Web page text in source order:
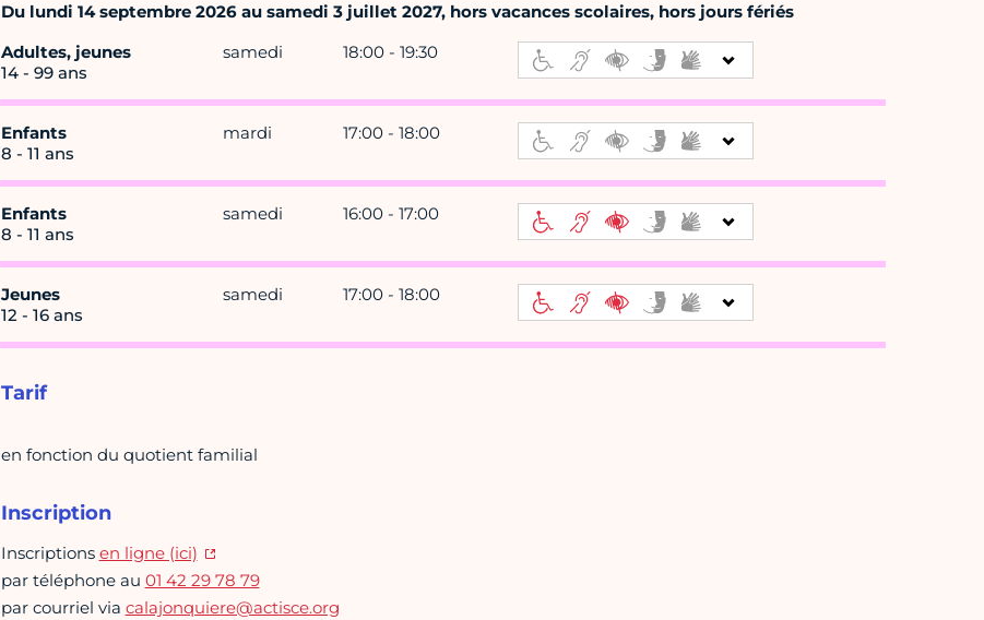
Du lundi 14 septembre 2026 au samedi 3 juillet 2027, hors vacances scolaires, hors jours fériés
Adultes, jeunes
14 - 99 ans
samedi 18:00 - 19:30
Enfants
8 - 11 ans
mardi 17:00 - 18:00
Enfants
8 - 11 ans
samedi 16:00 - 17:00
Jeunes
12 - 16 ans
samedi 17:00 - 18:00
Tarif
en fonction du quotient familial
Inscription
Inscriptions en ligne (ici)
par téléphone au 01 42 29 78 79
par courriel via calajonquiere@actisce.org